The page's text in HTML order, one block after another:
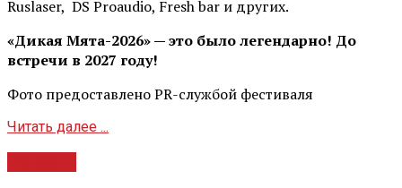
Ruslaser, DS Proaudio, Fresh bar и других.
«Дикая Мята-2026» — это было легендарно! До
встречи в 2027 году!
Фото предоставлено PR-службой фестиваля
Читать далее ...